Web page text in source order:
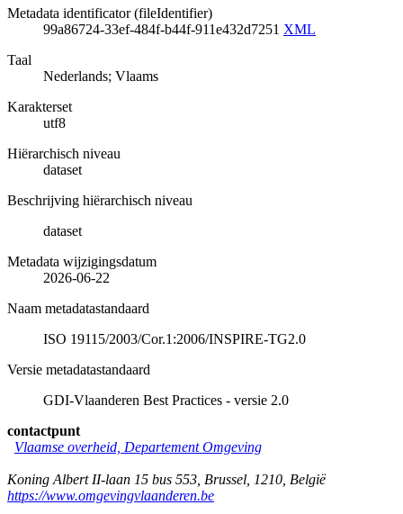
Metadata identificator (fileIdentifier)
99a86724-33ef-484f-b44f-911e432d7251 XML
Taal
Nederlands; Vlaams
Karakterset
utf8
Hiërarchisch niveau
dataset
Beschrijving hiërarchisch niveau
dataset
Metadata wijzigingsdatum
2026-06-22
Naam metadatastandaard
ISO 19115/2003/Cor.1:2006/INSPIRE-TG2.0
Versie metadatastandaard
GDI-Vlaanderen Best Practices - versie 2.0
contactpunt
Vlaamse overheid, Departement Omgeving
Koning Albert II-laan 15 bus 553 Brussel 1210 België
https://www.omgevingvlaanderen.be